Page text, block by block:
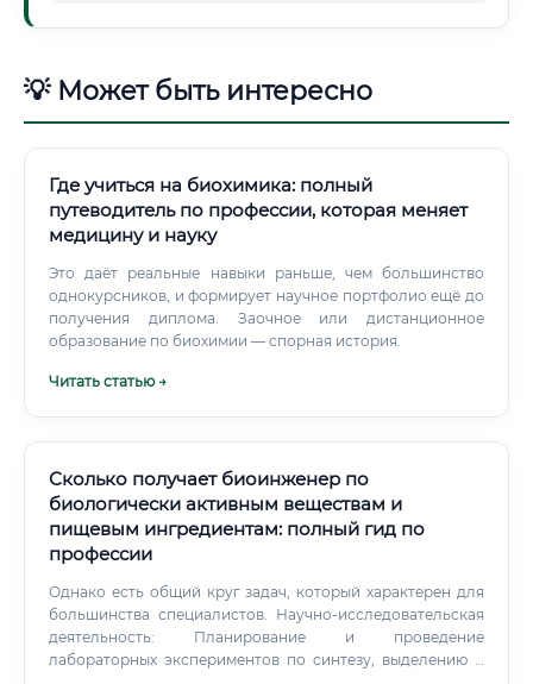
💡 Может быть интересно
Где учиться на биохимика: полный
путеводитель по профессии, которая меняет
медицину и науку
Это даёт реальные навыки раньше, чем большинство
однокурсников, и формирует научное портфолио ещё до
получения диплома. Заочное или дистанционное
образование по биохимии — спорная история.
Читать статью →
Сколько получает биоинженер по
биологически активным веществам и
пищевым ингредиентам: полный гид по
профессии
Однако есть общий круг задач, который характерен для
большинства специалистов. Научно-исследовательская
деятельность: Планирование и проведение
лабораторных экспериментов по синтезу, выделению и